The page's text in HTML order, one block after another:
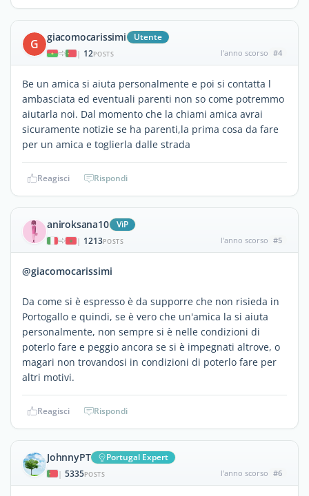
G giacomocarissimi Utente
| 12POSTS l'anno scorso #4
Be un amica si aiuta personalmente e poi si contatta l
ambasciata ed eventuali parenti non so come potremmo
aiutarla noi. Dal momento che la chiami amica avrai
sicuramente notizie se ha parenti,la prima cosa da fare
per un amica e toglierla dalle strada
Reagisci Rispondi
aniroksana10 ViP
| 1213POSTS l'anno scorso #5
@giacomocarissimi
Da come si è espresso è da supporre che non risieda in
Portogallo e quindi, se è vero che un'amica la si aiuta
personalmente, non sempre si è nelle condizioni di
poterlo fare e peggio ancora se si è impegnati altrove, o
magari non trovandosi in condizioni di poterlo fare per
altri motivi.
Reagisci Rispondi
JohnnyPT Portugal Expert
| 5335POSTS l'anno scorso #6